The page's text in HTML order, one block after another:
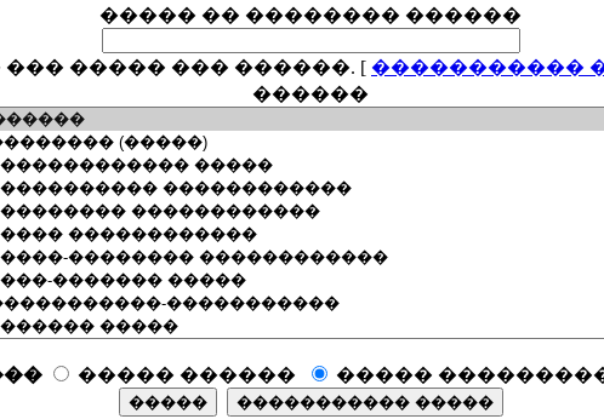
����� �� �������� ������
����� ��� ������. [ �����������
������
����� ������ �����